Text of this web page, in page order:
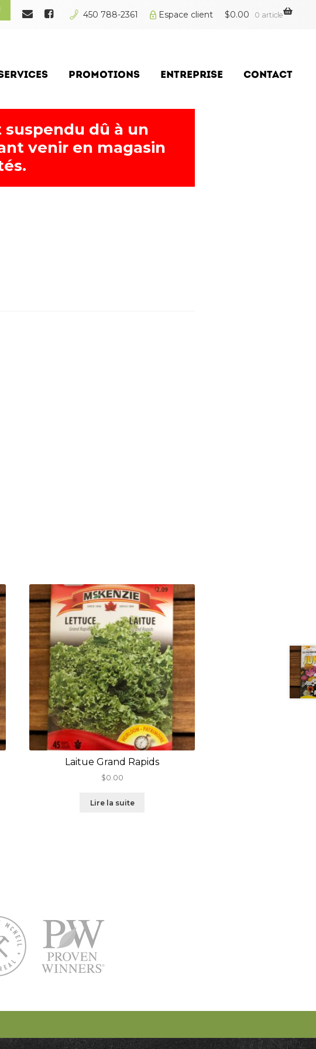
450 788-2361 Espace client $0.00 0 article
PROMOTIONS ENTREPRISE CONTACT
dû à un
venir en magasin
Laitue Grand Rapids
$0.00
Lire la suite